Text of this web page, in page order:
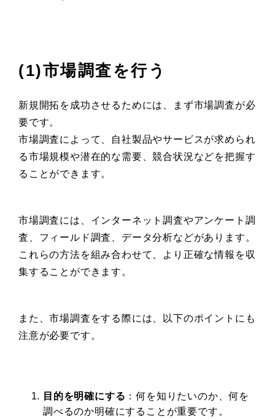
(1)市場調査を行う
新規開拓を成功させるためには、まず市場調査が必
要です。
市場調査によって、自社製品やサービスが求められ
る市場規模や潜在的な需要、競合状況などを把握す
ることができます。
市場調査には、インターネット調査やアンケート調
査、フィールド調査、データ分析などがあります。
これらの方法を組み合わせて、より正確な情報を収
集することができます。
また、市場調査をする際には、以下のポイントにも
注意が必要です。
目的を明確にする ：何を知りたいのか、何を
調べるのか明確にすることが重要です。